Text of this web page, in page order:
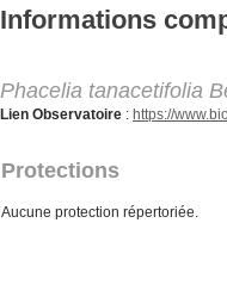
Aller au contenu principal
Informations
Phacelia tanacetifolia
Lien Observatoire : https://
Protections
Aucune protection répertoriée.